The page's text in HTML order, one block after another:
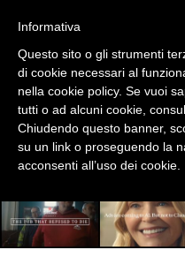
EDITORIA
ESTERNA
RADIO / AUDIO
TV
Informativa
Questo sito o gli strumenti
di cookie necessari al
nella cookie policy. Se vuoi
tutti o ad alcuni cookie,
Chiudendo questo banner,
su un link o proseguendo la
acconsenti all’uso dei cookie.